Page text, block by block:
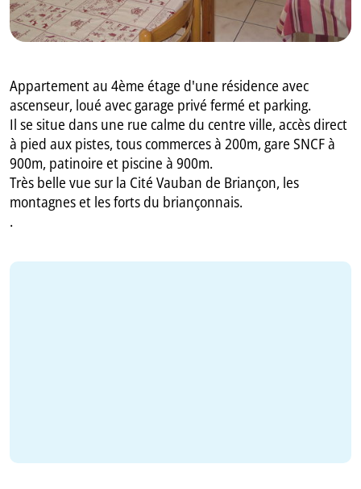
Appartement au 4ème étage d'une résidence avec
ascenseur, loué avec garage privé fermé et parking.
Il se situe dans une rue calme du centre ville, accès direct
à pied aux pistes, tous commerces à 200m, gare SNCF à
900m, patinoire et piscine à 900m.
Très belle vue sur la Cité Vauban de Briançon, les
montagnes et les forts du briançonnais.
.